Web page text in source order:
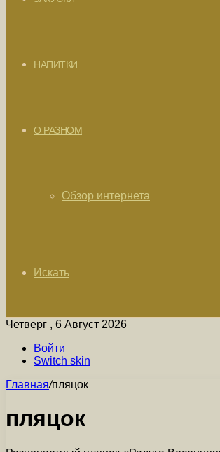
НАПИТКИ
О РАЗНОМ
Обзор интернета
Искать
Четверг , 6 Август 2026
Войти
Switch skin
Главная/пляцок
пляцок